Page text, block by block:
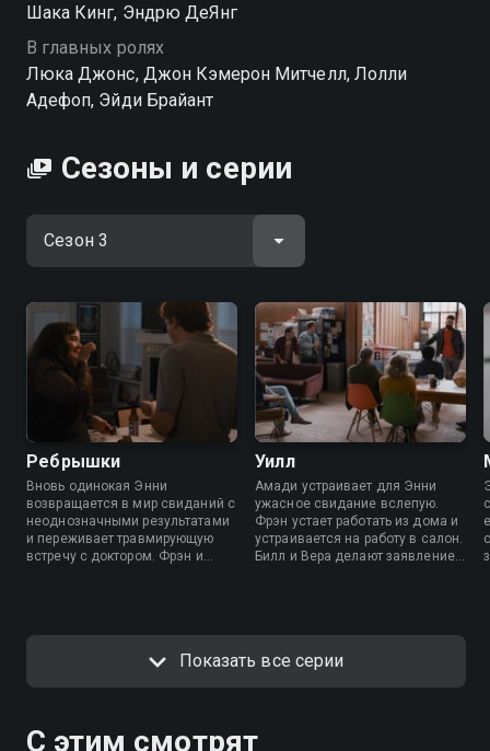
Шака Кинг, Эндрю ДеЯнг
В главных ролях
Люка Джонс, Джон Кэмерон Митчелл, Лолли
Адефоп, Эйди Брайант
Сезоны и серии
Ребрышки
Вновь одинокая Энни
возвращается в мир свиданий с
неоднозначными результатами
и переживает травмирующую
встречу с доктором. Фрэн и
Уилл
Амади устраивает для Энни
ужасное свидание вслепую.
Фрэн устает работать из дома и
устраивается на работу в салон.
Билл и Вера делают заявление о
Показать все серии
С этим смотрят